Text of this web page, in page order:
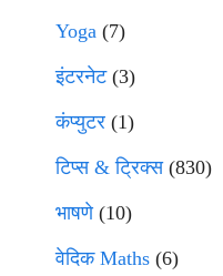
Yoga (7)
इंटरनेट(3)
कंप्युटर (1)
टिप्स & ट्रिक्स(830)
भाषणे(10)
वेदिक Maths (6)